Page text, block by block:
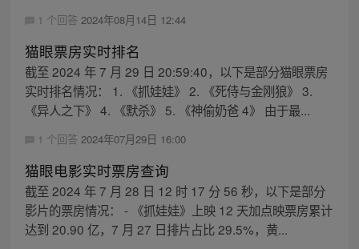
1 个回答 2024年08月14日 12:44
猫眼票房实时排名
截至 2024 年 7 月 29 日 20:59:40，以下是部分猫眼票房
实时排名情况： 1. 《抓娃娃》 2. 《死侍与金刚狼》 3.
《异人之下》 4. 《默杀》 5. 《神偷奶爸 4》 由于最...
1 个回答 2024年07月29日 16:00
猫眼电影实时票房查询
截至 2024 年 7 月 28 日 12 时 17 分 56 秒，以下是部分
影片的票房情况： - 《抓娃娃》上映 12 天加点映票房累计
达到 20.90 亿，7 月 27 日排片占比 29.5%，黄...